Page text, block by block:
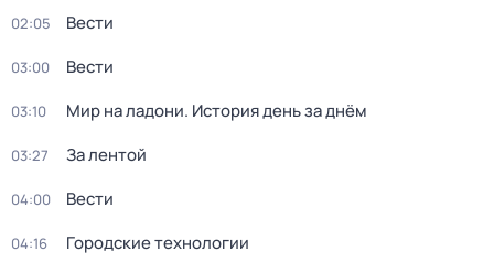
02:05 Вести
03:00 Вести
03:10 Мир на ладони. История день за днём
03:27 За лентой
04:00 Вести
04:16 Городские технологии